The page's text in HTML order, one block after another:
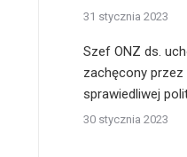
31 stycznia 2023
Szef ONZ ds.
zachęcony przez
sprawiedliwej
30 stycznia 2023